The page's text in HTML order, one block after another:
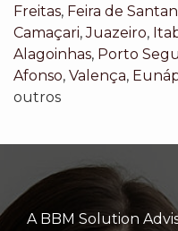
Freitas, Feira de
Camaçari,Juazeiro,
Alagoinhas, Porto
Afonso, Valença,
outros
A BBM Solution